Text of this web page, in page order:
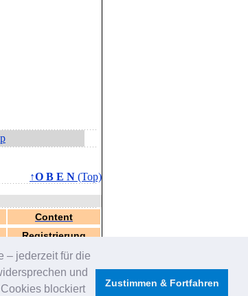
– jederzeit für die
und
blockiert
Zustimmen & Fortfahren
↑O B E N (Top)
Content
Registrierung